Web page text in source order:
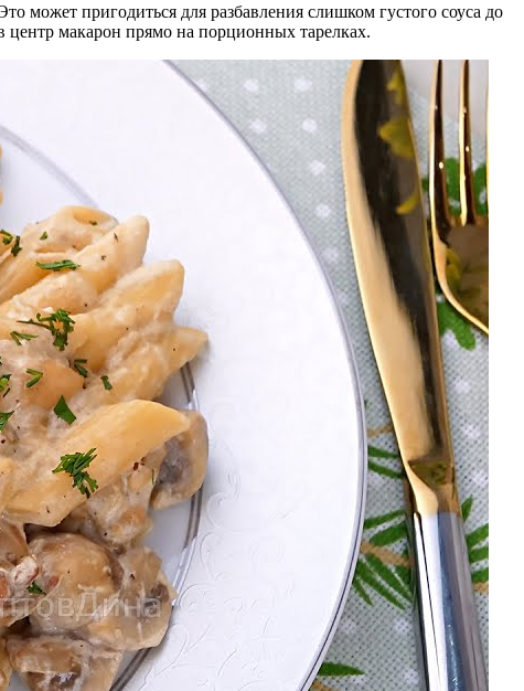
может пригодиться для разбавления слишком густого соуса до
макарон прямо на порционных тарелках.